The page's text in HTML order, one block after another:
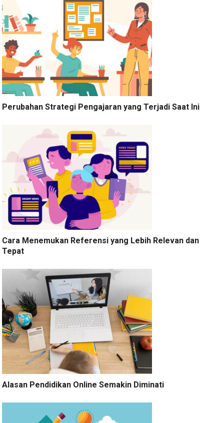
Perubahan Strategi Pengajaran yang Terjadi Saat Ini
Cara Menemukan Referensi yang Lebih Relevan dan
Tepat
Alasan Pendidikan Online Semakin Diminati